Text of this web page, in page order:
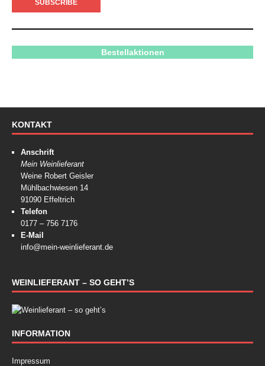
Bestellaktionen
KONTAKT
Anschrift
Mein Weinlieferant
Weine Robert Geisler
Mühlbachwiesen 14
91090 Effeltrich
Telefon
0177 – 756 7176
E-Mail
info@mein-weinlieferant.de
WEINLIEFERANT – SO GEHT’S
INFORMATION
Impressum